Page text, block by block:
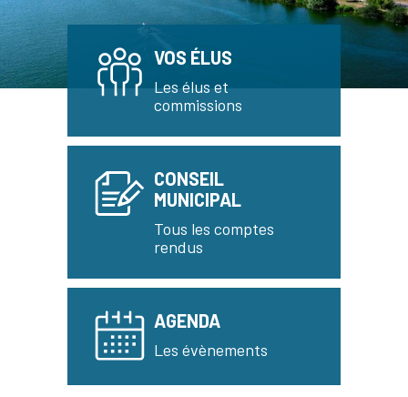
VOS ÉLUS
Les élus et
commissions
CONSEIL
MUNICIPAL
Tous les comptes
rendus
AGENDA
Les évènements